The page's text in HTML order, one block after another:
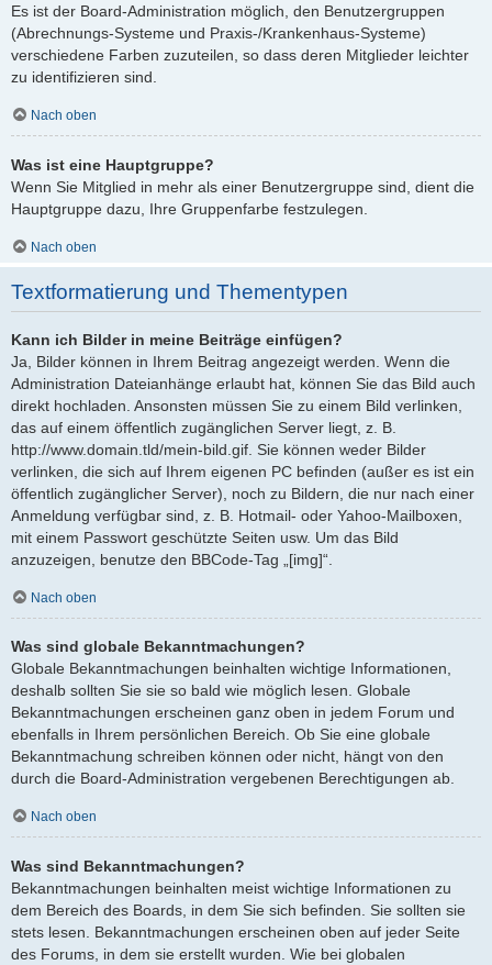
Es ist der Board-Administration möglich, den Benutzergruppen
(Abrechnungs-Systeme und Praxis-/Krankenhaus-Systeme)
verschiedene Farben zuzuteilen, so dass deren Mitglieder leichter
zu identifizieren sind.
Nach oben
Was ist eine Hauptgruppe?
Wenn Sie Mitglied in mehr als einer Benutzergruppe sind, dient die
Hauptgruppe dazu, Ihre Gruppenfarbe festzulegen.
Nach oben
Textformatierung und Thementypen
Kann ich Bilder in meine Beiträge einfügen?
Ja, Bilder können in Ihrem Beitrag angezeigt werden. Wenn die
Administration Dateianhänge erlaubt hat, können Sie das Bild auch
direkt hochladen. Ansonsten müssen Sie zu einem Bild verlinken,
das auf einem öffentlich zugänglichen Server liegt, z. B.
http://www.domain.tld/mein-bild.gif. Sie können weder Bilder
verlinken, die sich auf Ihrem eigenen PC befinden (außer es ist ein
öffentlich zugänglicher Server), noch zu Bildern, die nur nach einer
Anmeldung verfügbar sind, z. B. Hotmail- oder Yahoo-Mailboxen,
mit einem Passwort geschützte Seiten usw. Um das Bild
anzuzeigen, benutze den BBCode-Tag „[img]“.
Nach oben
Was sind globale Bekanntmachungen?
Globale Bekanntmachungen beinhalten wichtige Informationen,
deshalb sollten Sie sie so bald wie möglich lesen. Globale
Bekanntmachungen erscheinen ganz oben in jedem Forum und
ebenfalls in Ihrem persönlichen Bereich. Ob Sie eine globale
Bekanntmachung schreiben können oder nicht, hängt von den
durch die Board-Administration vergebenen Berechtigungen ab.
Nach oben
Was sind Bekanntmachungen?
Bekanntmachungen beinhalten meist wichtige Informationen zu
dem Bereich des Boards, in dem Sie sich befinden. Sie sollten sie
stets lesen. Bekanntmachungen erscheinen oben auf jeder Seite
des Forums, in dem sie erstellt wurden. Wie bei globalen